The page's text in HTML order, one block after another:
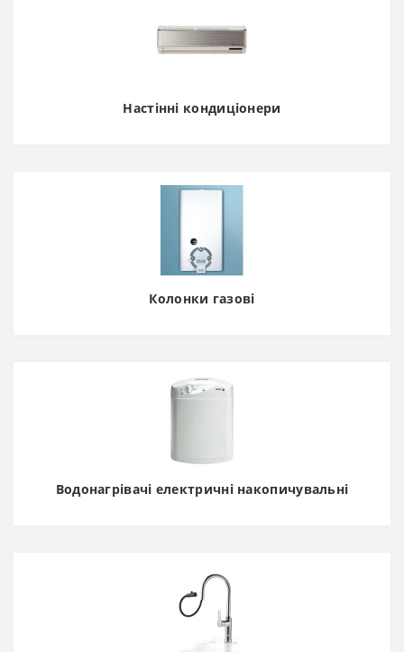
Настінні кондиціонери
Колонки газові
Водонагрівачі електричні накопичувальні